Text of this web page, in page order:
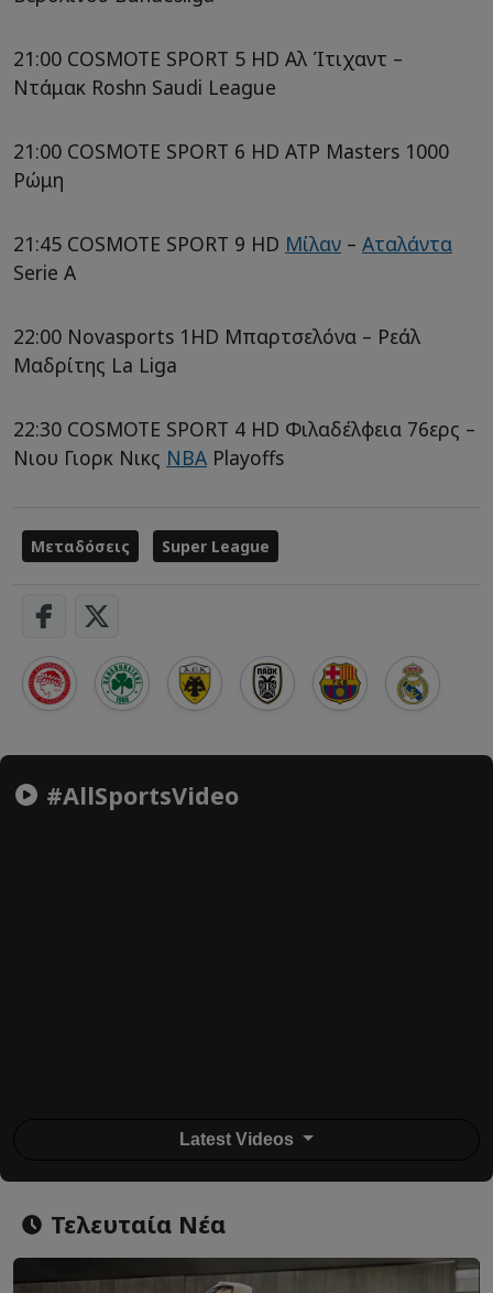
21:00 COSMOTE SPORT 5 HD Αλ Ίτιχαντ –
Ντάμακ Roshn Saudi League
21:00 COSMOTE SPORT 6 HD ATP Masters 1000
Ρώμη
21:45 COSMOTE SPORT 9 HD Μίλαν – Αταλάντα
Serie A
22:00 Novasports 1HD Μπαρτσελόνα – Ρεάλ
Μαδρίτης La Liga
22:30 COSMOTE SPORT 4 HD Φιλαδέλφεια 76ερς –
Νιου Γιορκ Νικς NBA Playoffs
Μεταδόσεις Super League
#AllSportsVideo
Latest Videos
Τελευταία Νέα